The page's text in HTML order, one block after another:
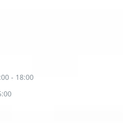
- 18:00